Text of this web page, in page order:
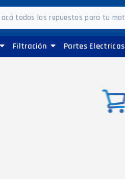
Filtración Partes Electricas